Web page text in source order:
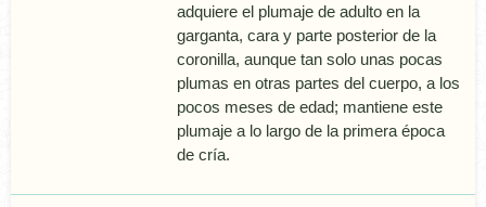
adquiere el plumaje de adulto en la
garganta, cara y parte posterior de la
coronilla, aunque tan solo unas pocas
plumas en otras partes del cuerpo, a los
pocos meses de edad; mantiene este
plumaje a lo largo de la primera época
de crí­a.